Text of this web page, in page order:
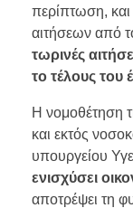
περίπτωση,
αιτήσεων από
τωρινές
το τέλους του
Η νομοθέτηση
και εκτός
υπουργείου
ενισχύσει
αποτρέψει τη